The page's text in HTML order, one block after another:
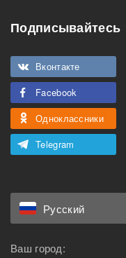
Подписывайтесь
Вконтакте
Facebook
Одноклассники
Telegram
Русский
Ваш город: